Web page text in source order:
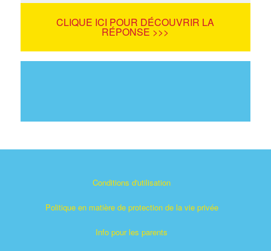
CLIQUE ICI POUR DÉCOUVRIR LA
RÉPONSE >>>
Conditions d'utilisation
Politique en matière de protection de la vie privée
Info pour les parents